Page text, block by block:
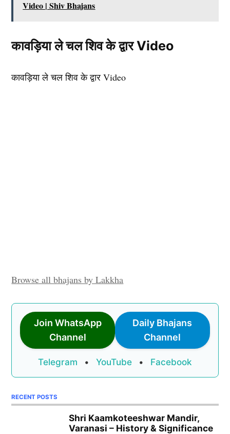
Video | Shiv Bhajans
कावड़िया ले चल शिव के द्वार Video
कावड़िया ले चल शिव के द्वार Video
Browse all bhajans by Lakkha
Join WhatsApp
Channel
Daily Bhajans
Channel
Telegram • YouTube • Facebook
RECENT POSTS
Shri Kaamkoteeshwar Mandir,
Varanasi – History & Significance